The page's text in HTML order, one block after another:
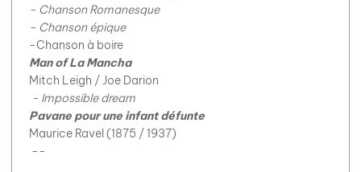
- Chanson Romanesque
- Chanson épique
-Chanson à boire
Man of La Mancha
Mitch Leigh / Joe Darion
- Impossible dream
Pavane pour une infant défunte
Maurice Ravel (1875 / 1937)
--